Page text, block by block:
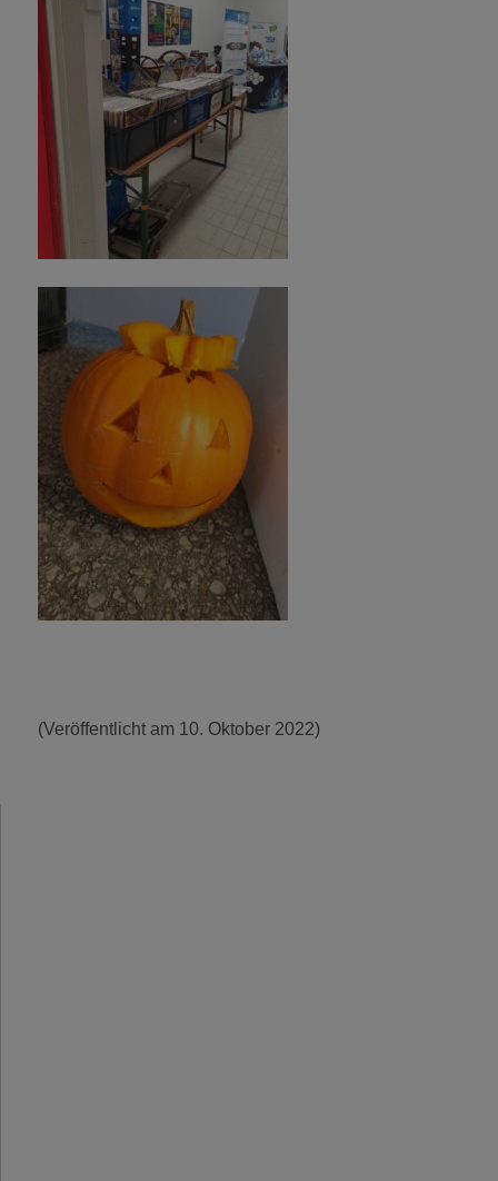
(Veröffentlicht am 10. Oktober 2022)